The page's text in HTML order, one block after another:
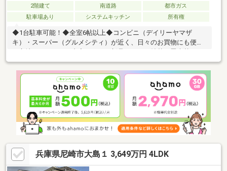
2階建て 南道路
都市ガス
駐車場あり
システムキッチン 所有権
◆1台駐車可能！◆全室6帖以上◆コンビニ（デイリーヤマザ
キ）・スーパー（グルメシティ）が近く、日々のお買物にも便利
障子替え・襖替え・室内クリーニング
兵庫県尼崎市大島１ 3,649万円 4LDK